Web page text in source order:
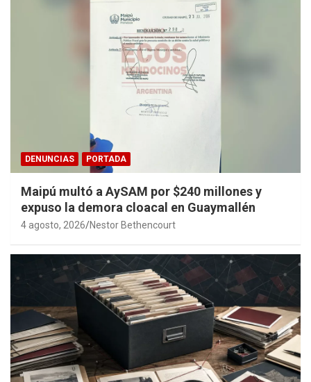
DENUNCIAS PORTADA
Maipú multó a AySAM por $240 millones y
expuso la demora cloacal en Guaymallén
4 agosto, 2026 Nestor Bethencourt